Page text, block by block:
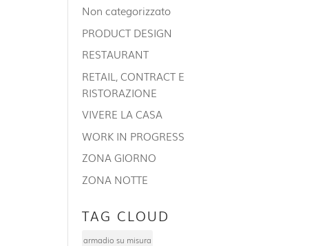
Non categorizzato
PRODUCT DESIGN
RESTAURANT
RETAIL, CONTRACT E
RISTORAZIONE
VIVERE LA CASA
WORK IN PROGRESS
ZONA GIORNO
ZONA NOTTE
TAG CLOUD
armadio su misura